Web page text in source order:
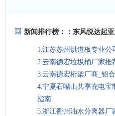
新闻排行榜：： 东风悦达起
江苏苏州烘道板专业公
云南德宏垃圾桶厂家推
云南德宏桁架厂商_铝
宁夏石嘴山共享充电宝
指南
浙江衢州油水分离器厂